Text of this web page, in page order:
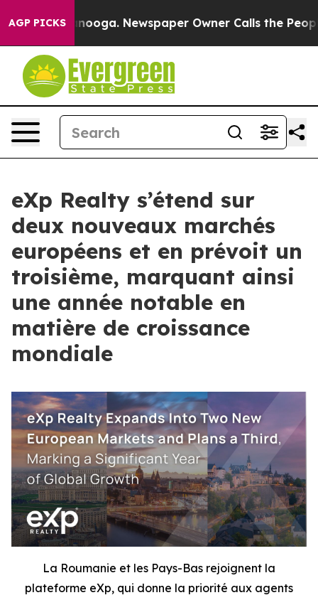
AGP PICKS Newspaper Owner Calls the People
eXp Realty s’étend sur
deux nouveaux marchés
européens et en prévoit un
troisième, marquant ainsi
une année notable en
matière de croissance
mondiale
La Roumanie et les Pays-Bas rejoignent la
plateforme eXp, qui donne la priorité aux agents